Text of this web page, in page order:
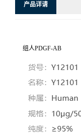
产品详请
组人PDGF-AB